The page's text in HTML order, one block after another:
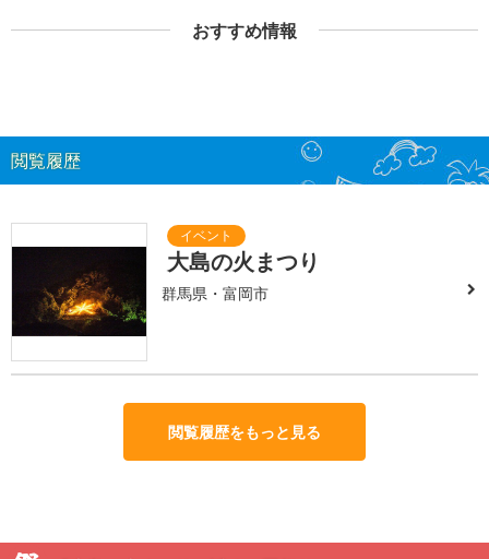
おすすめ情報
閲覧履歴
大島の火まつり
群馬県・富岡市
閲覧履歴をもっと見る